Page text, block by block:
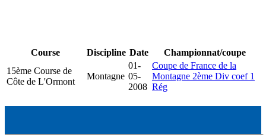
Course Discipline Date
Championnat/coupe
15ème Course de
Côte de L'Ormont
Montagne
01-
05-
2008
Coupe de France de la
Montagne 2ème Div coef 1
Rég